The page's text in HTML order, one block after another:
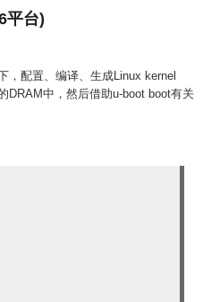
平台)
，配置、编译、生成Linux kernel
DRAM中，然后借助u-boot boot有关